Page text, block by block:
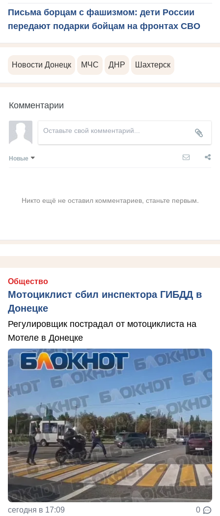
Письма борцам с фашизмом: дети России
передают подарки бойцам на фронтах СВО
Новости Донецк МЧС ДНР Шахтерск
Комментарии
Новые
Никто ещё не оставил комментариев, станьте первым.
Общество
Мотоциклист сбил инспектора ГИБДД в
Донецке
Регулировщик пострадал от мотоциклиста на
Мотеле в Донецке
сегодня в 17:09 0